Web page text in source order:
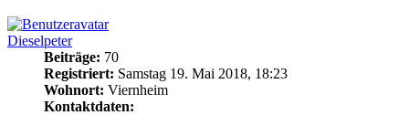
Dieselpeter
Beiträge: 70
Registriert: Samstag 19. Mai 2018, 18:23
Wohnort: Viernheim
Kontaktdaten: